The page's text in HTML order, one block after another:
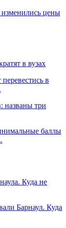
цены
в вузах
в
названы три
баллы
Куда не
Барнаул. Куда